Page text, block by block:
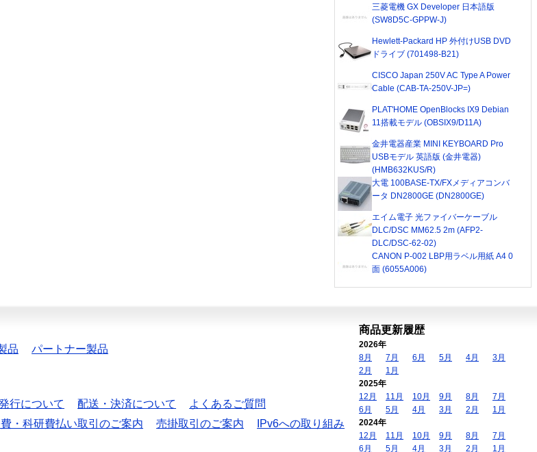
三菱電機 GX Developer 日本語版
(SW8D5C-GPPW-J)
Hewlett-Packard HP 外付けUSB DVD
ドライブ (701498-B21)
CISCO Japan 250V AC Type A Power
Cable (CAB-TA-250V-JP=)
PLAT'HOME OpenBlocks IX9 Debian
11搭載モデル (OBSIX9/D11A)
金井電器産業 MINI KEYBOARD Pro
USBモデル 英語版 (金井電器)
(HMB632KUS/R)
大電 100BASE-TX/FXメディアコンバ
ータ DN2800GE (DN2800GE)
エイム電子 光ファイバーケーブル
DLC/DSC MM62.5 2m (AFP2-
DLC/DSC-62-02)
CANON P-002 LBP用ラベル用紙 A4 0
面 (6055A006)
品 パートナー製品
行について 配送・決済について
よくあるご質問
・科研費払い取引のご案内 売掛取引のご案内
IPv6への取り組み
商品更新履歴
2026年
8月
7月 6月 5月 4月
3月
2月
1月
2025年
12月
11月 10月 9月 8月
7月
6月
5月 4月 3月 2月
1月
2024年
12月
11月 10月 9月 8月
7月
6月
5月 4月 3月 2月
1月